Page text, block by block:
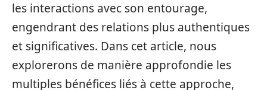
les interactions avec son entourage,
engendrant des relations plus authentiques
et significatives. Dans cet article, nous
explorerons de manière approfondie les
multiples bénéfices liés à cette approche,